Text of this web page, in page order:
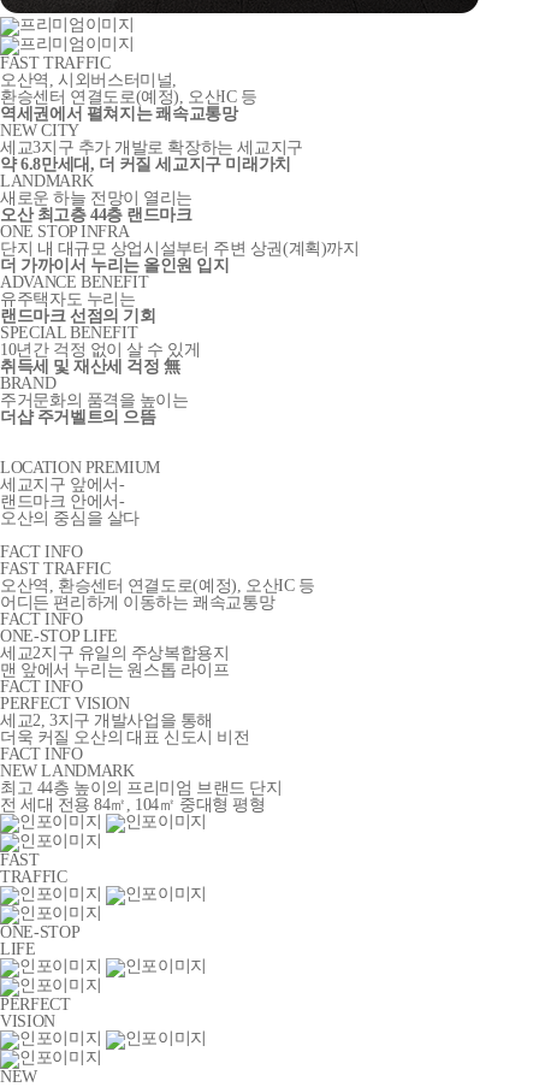
FAST TRAFFIC
오산역, 시외버스터미널,
환승센터 연결도로(예정) , 오산IC 등
역세권에서 펼쳐지는 쾌속교통망
NEW CITY
세교3지구 추가 개발로 확장하는 세교지구
약 6.8만세대, 더 커질 세교지구 미래가치
LANDMARK
새로운 하늘 전망이 열리는
오산 최고층 44층 랜드마크
ONE STOP INFRA
단지 내 대규모 상업시설부터 주변 상권(계획)까지
더 가까이서 누리는 올인원 입지
ADVANCE BENEFIT
유주택자도 누리는
랜드마크 선점의 기회
SPECIAL BENEFIT
10년간 걱정 없이 살 수 있게
취득세 및 재산세 걱정 無
BRAND
주거문화의 품격을 높이는
더샵 주거벨트의 으뜸
LOCATION PREMIUM
세교지구 앞에서-
랜드마크 안에서-
오산의 중심을 살다
FACT INFO
FAST TRAFFIC
오산역, 환승센터 연결도로(예정), 오산IC 등
어디든 편리하게 이동하는 쾌속교통망
FACT INFO
ONE-STOP LIFE
세교2지구 유일의 주상복합용지
맨 앞에서 누리는 원스톱 라이프
FACT INFO
PERFECT VISION
세교2, 3지구 개발사업을 통해
더욱 커질 오산의 대표 신도시 비전
FACT INFO
NEW LANDMARK
최고 44층 높이의 프리미엄 브랜드 단지
전 세대 전용 84㎡, 104㎡ 중대형 평형
FAST
TRAFFIC
ONE-STOP
LIFE
PERFECT
VISION
NEW